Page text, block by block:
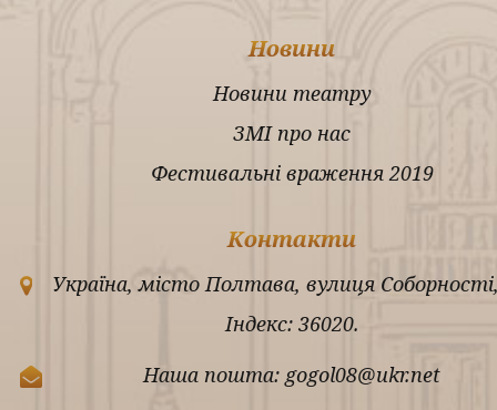
Новини
Новини театру
ЗМІ про нас
Фестивальні враження 2019
Контакти
Україна, місто Полтава, вулиця
Індекс: 36020.
Наша пошта: gogol08@ukr.net